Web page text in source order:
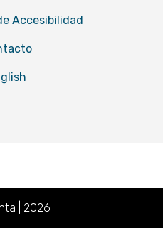
Accesibilidad
| 2026